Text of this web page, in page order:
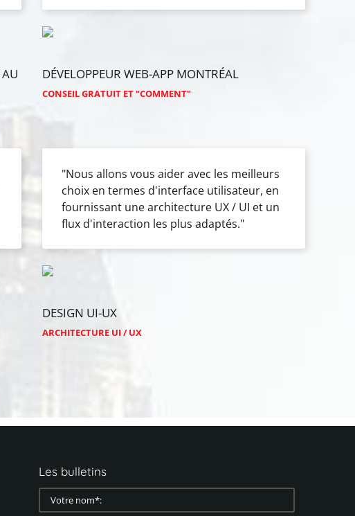
AU
DÉVELOPPEUR WEB-APP MONTRÉAL
CONSEIL GRATUIT ET "COMMENT"
"Nous allons vous aider avec les meilleurs
choix en termes d'interface utilisateur, en
fournissant une architecture UX / UI et un
flux d'interaction les plus adaptés."
DESIGN UI-UX
ARCHITECTURE UI / UX
Les bulletins